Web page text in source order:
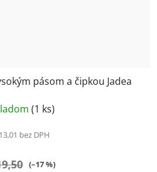
pásom a čipkou Jadea
(1 ks)
bez DPH
(–17 %)